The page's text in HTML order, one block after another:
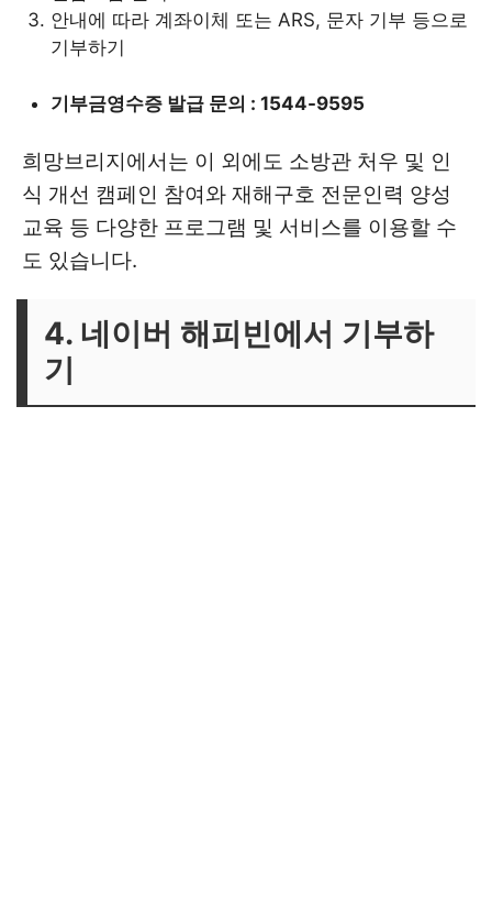
안내에 따라 계좌이체 또는 ARS, 문자 기부 등으로
기부하기
기부금영수증 발급 문의 : 1544-9595
희망브리지에서는 이 외에도 소방관 처우 및 인
식 개선 캠페인 참여와 재해구호 전문인력 양성
교육 등 다양한 프로그램 및 서비스를 이용할 수
도 있습니다.
4. 네이버 해피빈에서 기부하
기